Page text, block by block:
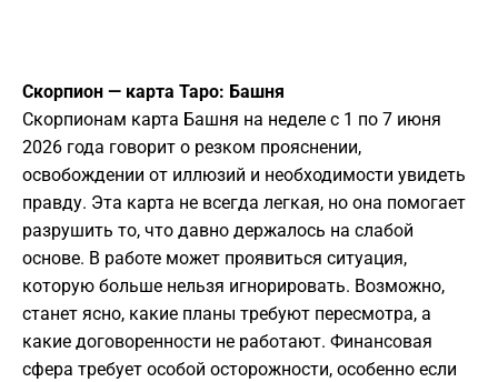
Скорпион — карта Таро: Башня
Скорпионам карта Башня на неделе с 1 по 7 июня
2026 года говорит о резком прояснении,
освобождении от иллюзий и необходимости увидеть
правду. Эта карта не всегда легкая, но она помогает
разрушить то, что давно держалось на слабой
основе. В работе может проявиться ситуация,
которую больше нельзя игнорировать. Возможно,
станет ясно, какие планы требуют пересмотра, а
какие договоренности не работают. Финансовая
сфера требует особой осторожности, особенно если